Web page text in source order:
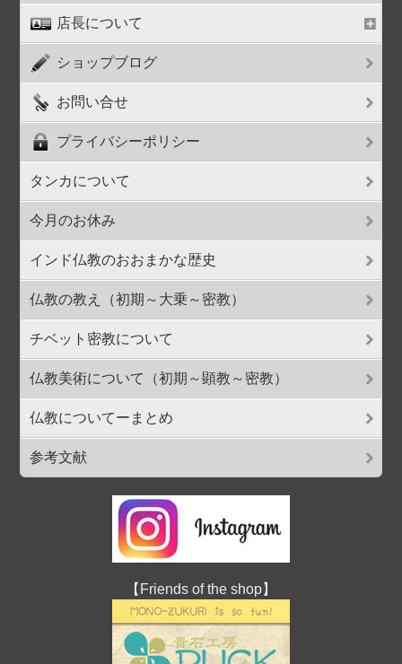
店長について
ショップブログ
お問い合せ
プライバシーポリシー
タンカについて
今月のお休み
インド仏教のおおまかな歴史
仏教の教え（初期～大乗～密教）
チベット密教について
仏教美術について（初期～顕教～密教）
仏教についてーまとめ
参考文献
【Friends of the shop】